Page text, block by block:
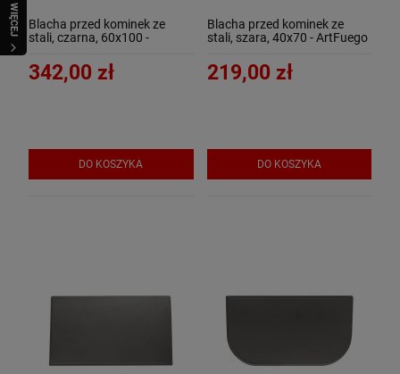
WIĘCEJ
Blacha przed kominek ze
stali, czarna, 60x100 -
342,00 zł
DO KOSZYKA
Blacha przed kominek ze
stali, szara, 40x70 - ArtFuego
219,00 zł
DO KOSZYKA